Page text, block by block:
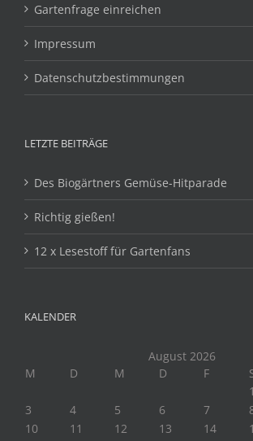
Gartenfrage einreichen
Impressum
Datenschutzbestimmungen
LETZTE BEITRÄGE
Des Biogärtners Gemüse-Hitparade
Richtig gießen!
12 x Lesestoff für Gartenfans
KALENDER
August 2026
M
D M D F
1
3
4 5 6 7
10
11 12 13 14